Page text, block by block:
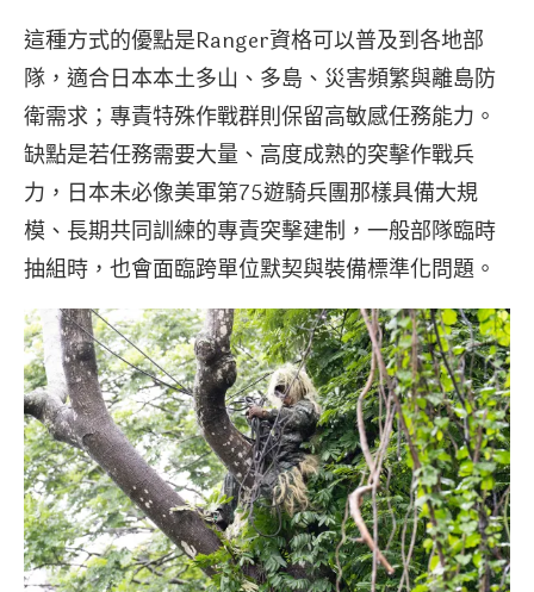
這種方式的優點是Ranger資格可以普及到各地部
隊，適合日本本土多山、多島、災害頻繁與離島防
衛需求；專責特殊作戰群則保留高敏感任務能力。
缺點是若任務需要大量、高度成熟的突擊作戰兵
力，日本未必像美軍第75遊騎兵團那樣具備大規
模、長期共同訓練的專責突擊建制，一般部隊臨時
抽組時，也會面臨跨單位默契與裝備標準化問題。